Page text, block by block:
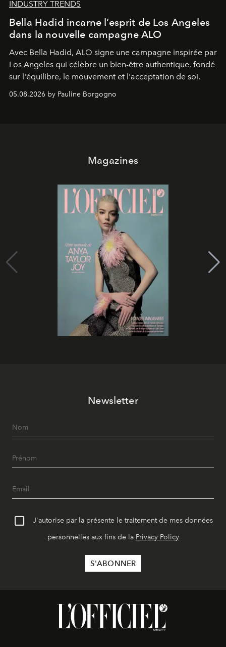
INDUSTRY TRENDS
Bella Hadid incarne l’esprit de Los Angeles
dans la nouvelle campagne ALO
Avec Bella Hadid, ALO signe une campagne inspirée par
Los Angeles qui célèbre un bien-être authentique, fondé
sur l'équilibre, le mouvement et l'acceptation de soi.
05.08.2026 by Pauline Borgogno
Magazines
Newsletter
J'autorise par la présente le traitement de mes données
personnelles aux fins de la Privacy Policy